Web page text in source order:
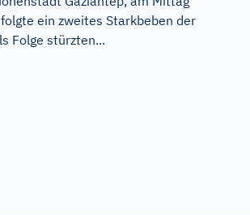
ein zweites Starkbeben der
Folge stürzten...